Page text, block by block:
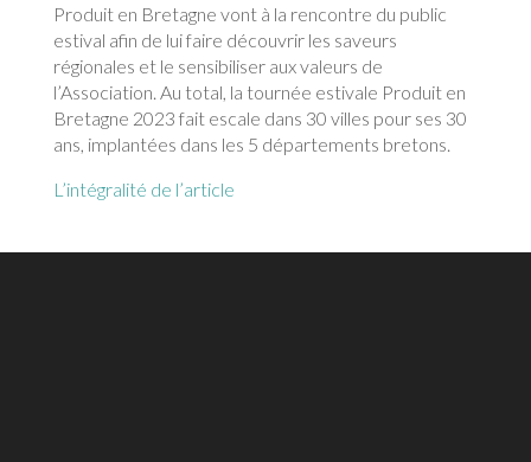
Produit en Bretagne vont à la rencontre du public
estival afin de lui faire découvrir les saveurs
régionales et le sensibiliser aux valeurs de
l’Association. Au total, la tournée estivale Produit en
Bretagne 2023 fait escale dans 30 villes pour ses 30
ans, implantées dans les 5 départements bretons.
L’intégralité de l’article